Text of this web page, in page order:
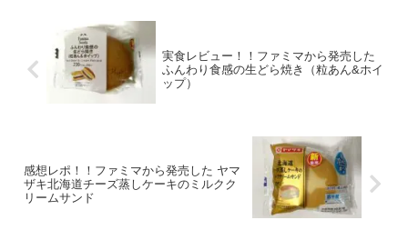
実食レビュー！！ファミマから発売した
ふんわり食感の生どら焼き（粒あん&ホイ
ップ）
感想レポ！！ファミマから発売した ヤマ
ザキ北海道チーズ蒸しケーキのミルクク
リームサンド